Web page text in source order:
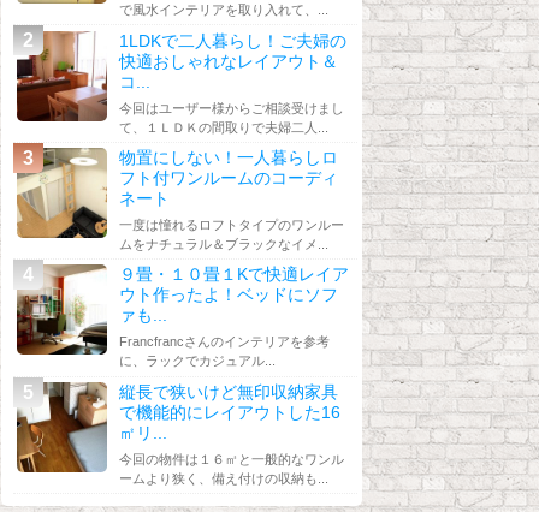
で風水インテリアを取り入れて、...
1LDKで二人暮らし！ご夫婦の
快適おしゃれなレイアウト＆
コ...
今回はユーザー様からご相談受けまし
て、１ＬＤＫの間取りで夫婦二人...
物置にしない！一人暮らしロ
フト付ワンルームのコーディ
ネート
一度は憧れるロフトタイプのワンルー
ムをナチュラル＆ブラックなイメ...
９畳・１０畳１Kで快適レイア
ウト作ったよ！ベッドにソフ
ァも...
Francfrancさんのインテリアを参考
に、ラックでカジュアル...
縦長で狭いけど無印収納家具
で機能的にレイアウトした16
㎡リ...
今回の物件は１６㎡と一般的なワンル
ームより狭く、備え付けの収納も...